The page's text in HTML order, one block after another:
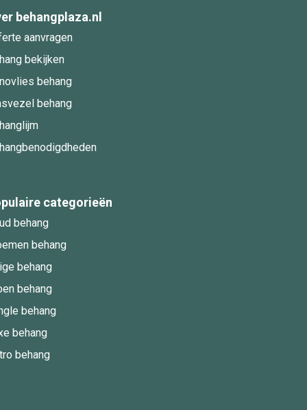
behangplaza.nl
aanvragen
bekijken
behang
behang
categorieën
behang
behang
behang
behang
behang
behang
behang